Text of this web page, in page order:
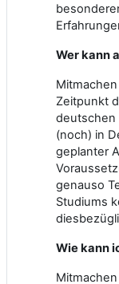
Wer kann
Zeitpunkt
deutschen
(noch) in
geplanter
genauso
Studiums
Wie kann